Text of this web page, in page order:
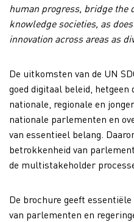
human progress, bridge the
knowledge societies, as
innovation across areas as
De uitkomsten van de UN
goed digitaal beleid,
nationale, regionale en
nationale parlementen en
van essentieel belang.
betrokkenheid van
de multistakeholder
De brochure geeft
van parlementen en